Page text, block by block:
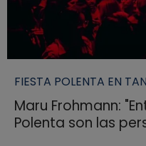
FIESTA POLENTA EN
Maru Frohmann:
Polenta son las